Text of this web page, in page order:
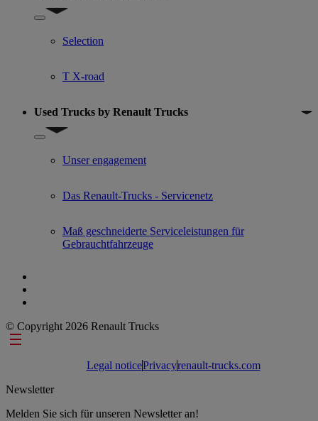
Show submenu for Gebrauchtfahrzeugangebot
Selection
T X-road
Used Trucks by Renault Trucks
Show submenu for Used Trucks by Renault Trucks
Unser engagement
Das Renault-Trucks - Servicenetz
Maß geschneiderte Serviceleistungen für
Gebrauchtfahrzeuge
© Copyright 2026 Renault Trucks
Footer links
Legal noticePrivacyrenault-trucks.com
Newsletter
Melden Sie sich für unseren Newsletter an!